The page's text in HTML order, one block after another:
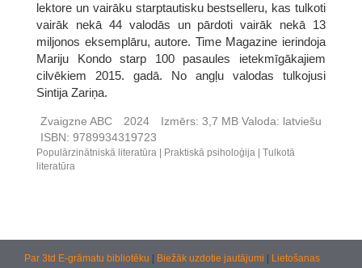
lektore un vairāku starptautisku bestselleru, kas tulkoti
vairāk nekā 44 valodās un pārdoti vairāk nekā 13
miljonos eksemplāru, autore. Time Magazine ierindoja
Mariju Kondo starp 100 pasaules ietekmīgākajiem
cilvēkiem 2015. gadā. No angļu valodas tulkojusi
Sintija Zariņa.
Zvaigzne ABC 2024 Izmērs: 3,7 MB Valoda: latviešu
ISBN: 9789934319723
Populārzinātniskā literatūra Praktiskā psiholoģija
Tulkotā
literatūra
Par 3td E-grāmatu bibliotēku Biežāk uzdotie jautājumi
Lietošanas